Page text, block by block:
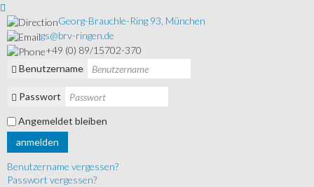
Georg-Brauchle-Ring 93, München
gs@brv-ringen.de
+49 (0) 89/15702-370
Benutzername
Passwort
Angemeldet bleiben
anmelden
Benutzername vergessen?
Passwort vergessen?